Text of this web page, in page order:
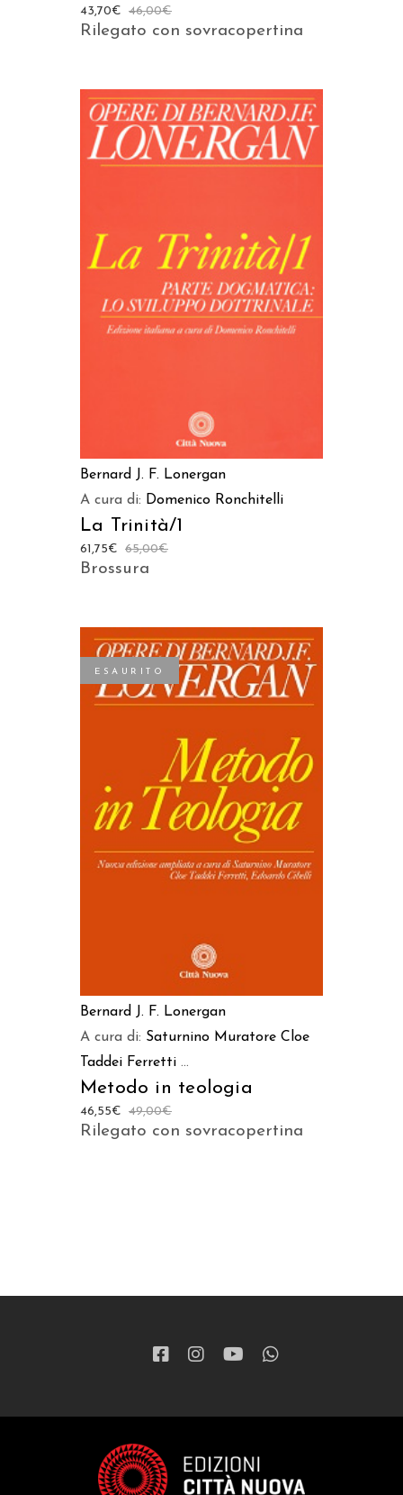
46,00€
43,70€
Rilegato con sovracopertina
AGGIUNGI AL CARRELLO
Bernard J. F. Lonergan
A cura di: Domenico Ronchitelli
La Trinità/1
65,00€
61,75€
Brossura
ESAURITO
LEGGI TUTTO
Bernard J. F. Lonergan
A cura di: Saturnino Muratore Cloe
Taddei Ferretti ...
Metodo in teologia
49,00€
46,55€
Rilegato con sovracopertina